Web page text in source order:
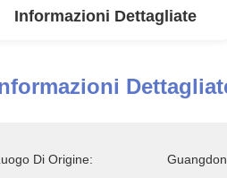
Informazioni Dettagliate
Di Origine: